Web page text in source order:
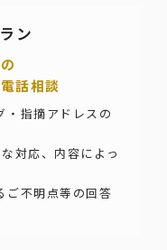
ン
話相談
・指摘アドレスの
対応、内容によっ
ご不明点等の回答